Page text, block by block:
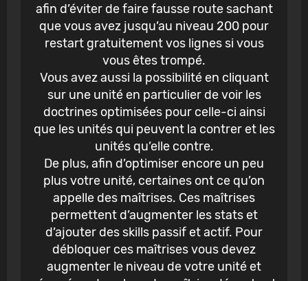
afin d’éviter de faire fausse route sachant
que vous avez jusqu’au niveau 200 pour
restart gratuitement vos lignes si vous
vous êtes trompé.
Vous avez aussi la possibilité en cliquant
sur une unité en particulier de voir les
doctrines optimisées pour celle-ci ainsi
que les unités qui peuvent la contrer et les
unités qu’elle contre.
De plus, afin d’optimiser encore un peu
plus votre unité, certaines ont ce qu’on
appelle des maîtrises. Ces maîtrises
permettent d’augmenter les stats et
d’ajouter des skills passif et actif. Pour
débloquer ces maîtrises vous devez
augmenter le niveau de votre unité et